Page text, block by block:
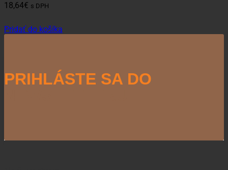
18,64€ s DPH
Pridať do košíka
PRIHLÁSTE SA DO